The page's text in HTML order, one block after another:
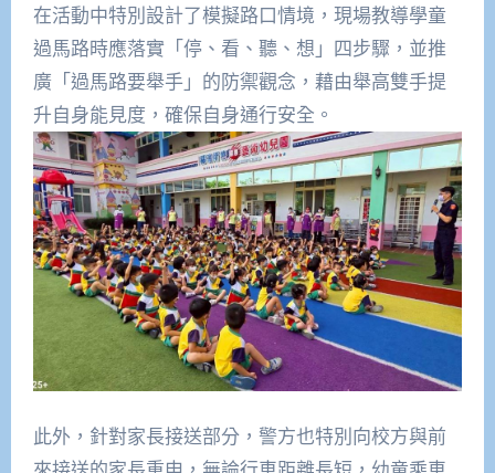
在活動中特別設計了模擬路口情境，現場教導學童
過馬路時應落實「停、看、聽、想」四步驟，並推
廣「過馬路要舉手」的防禦觀念，藉由舉高雙手提
升自身能見度，確保自身通行安全。
此外，針對家長接送部分，警方也特別向校方與前